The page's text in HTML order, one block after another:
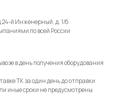
24-й Инженерный, д. 1/б
по всей России
в день получения оборудования
ТК за один день до отправки
иные сроки не предусмотрены